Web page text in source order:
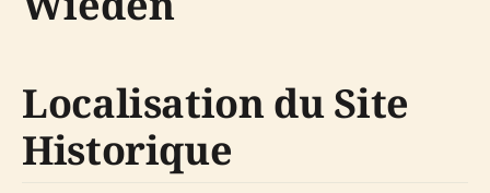
Localisation du Site
Historique